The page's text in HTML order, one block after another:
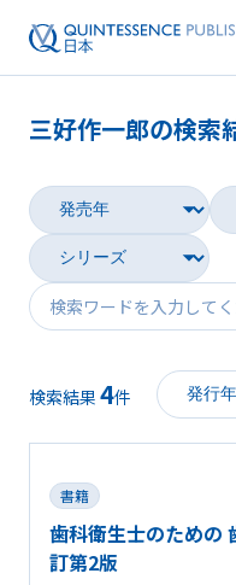
三好作一郎の検索
検索結果 4件
書籍
歯科衛生士のため
訂第2版